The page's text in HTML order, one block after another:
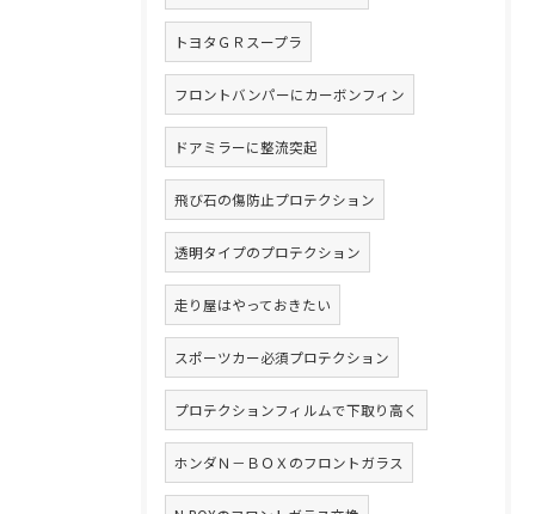
トヨタＧＲスープラ
フロントバンパーにカーボンフィン
ドアミラーに整流突起
飛び石の傷防止プロテクション
透明タイプのプロテクション
走り屋はやっておきたい
スポーツカー必須プロテクション
プロテクションフィルムで下取り高く
ホンダＮ－ＢＯＸのフロントガラス